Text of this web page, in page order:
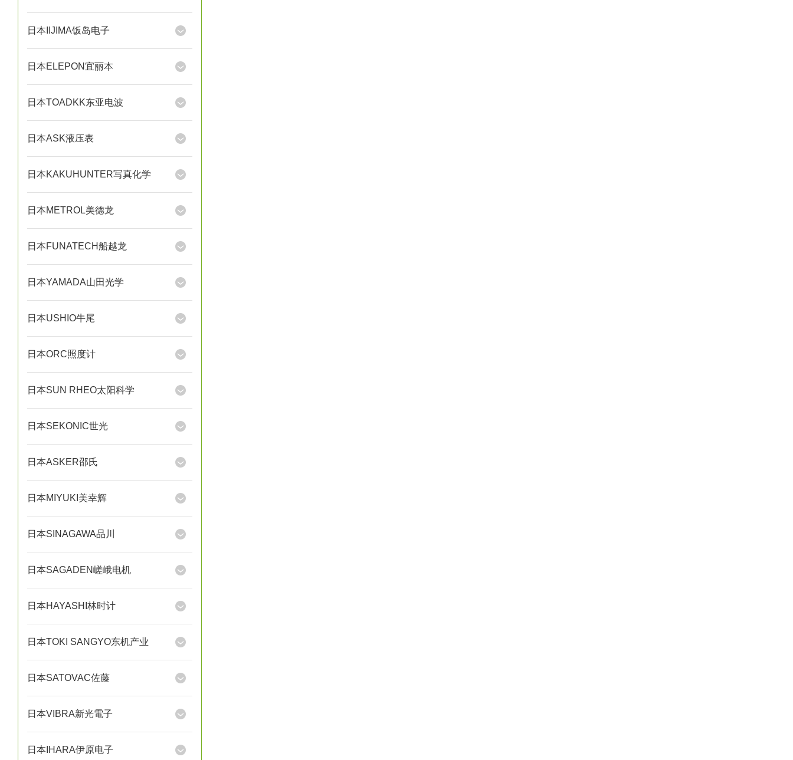
日本IIJIMA饭岛电子
日本ELEPON宜丽本
日本TOADKK东亚电波
日本ASK液压表
日本KAKUHUNTER写真化学
日本METROL美德龙
日本FUNATECH船越龙
日本YAMADA山田光学
日本USHIO牛尾
日本ORC照度计
日本SUN RHEO太阳科学
日本SEKONIC世光
日本ASKER邵氏
日本MIYUKI美幸辉
日本SINAGAWA品川
日本SAGADEN嵯峨电机
日本HAYASHI林时计
日本TOKI SANGYO东机产业
日本SATOVAC佐藤
日本VIBRA新光電子
日本IHARA伊原电子